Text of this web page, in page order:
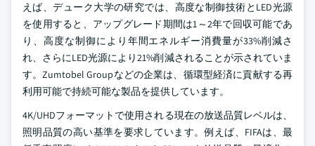
えば、デューク大学の研究では、高度な制御技術とLED光源
を使用すると、アップグレード期間は1～2年で回収可能であ
り、高度な制御により年間エネルギー消費量が33%削減さ
れ、さらにLED光源により21%削減されることが示されていま
す。Zumtobel Groupなどの企業は、循環型経済に貢献する再
利用可能で持続可能な製品を提供しています。
4K/UHDフォーマットで使用される現在の放送品質レベルは、
照明品質の高い基準を要求しています。例えば、FIFAは、最